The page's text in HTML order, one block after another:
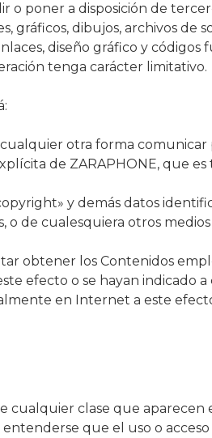
o poner a disposición de
gráficos, dibujos, archivos de
diseño gráfico y
tenga carácter limitativo.
otra forma
de ZARAPHONE, que
y demás datos
de cualesquiera otros
obtener los Contenidos
efecto o se hayan
en Internet a este
cualquier clase que
que el uso o